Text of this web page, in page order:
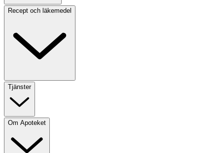
Recept och läkemedel
Tjänster
Om Apoteket